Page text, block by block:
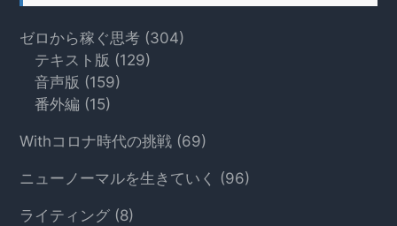
を
検
ゼロから稼ぐ思考 (304)
テキスト版 (129)
音声版 (159)
番外編 (15)
Withコロナ時代の挑戦 (69)
ニューノーマルを生きていく (96)
ライティング (8)